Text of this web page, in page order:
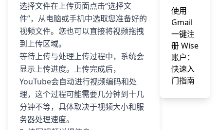
选择文件在上传页面点击“选择文
件”，从电脑或手机中选取您准备好的
视频文件。您也可以直接将视频拖拽
到上传区域。
等待上传与处理上传过程中，系统会
显示上传进度。上传完成后，
YouTube会自动进行视频编码和处
理，这个过程可能需要几分钟到十几
分钟不等，具体取决于视频大小和服
务器处理速度。
使用
Gmail
一键注
册 Wise
账户：
快速入
门指南